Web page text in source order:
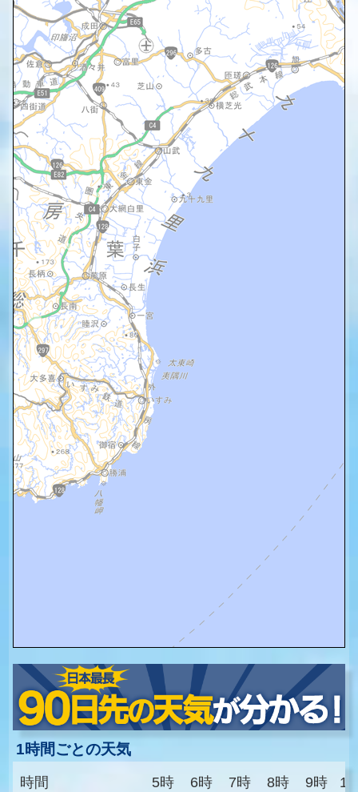
1時間ごとの天気
時間
5時 6時 7時 8時 9時